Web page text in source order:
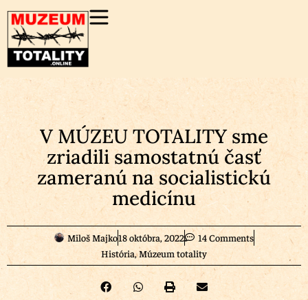
V MÚZEU TOTALITY sme
zriadili samostatnú časť
zameranú na socialistickú
medicínu
Miloš Majko18 októbra, 2022
14 Comments
História,Múzeum totality